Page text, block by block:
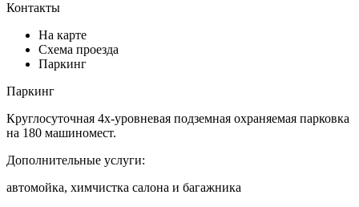
Контакты
На карте
Схема проезда
Паркинг
Паркинг
Круглосуточная 4х-уровневая подземная охраняемая парковка
на 180 машиномест.
Дополнительные услуги:
автомойка, химчистка салона и багажника